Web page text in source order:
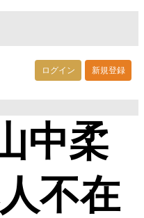
ログイン 新規登録
中柔
不在